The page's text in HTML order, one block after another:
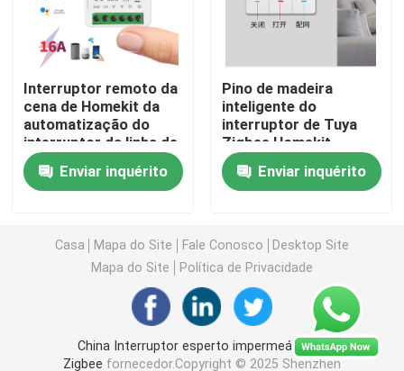
Interruptor de controle remoto sem fio
Interruptor do toque de Zigbee
Soquete esperto de Wifi
Soquete esperto de Zigbee
Soquete esperto de Homekit
Auto - interruptor sem fio posto
Sensor de Alarme Inteligente
Interruptor remoto da
cena de Homekit da
automatização do
interruptor da linha de
Homekit do controle
da vozEnviar inquérito
Pino de madeira
inteligente do
interruptor de Tuya
Zigbee Homekit
Enviar inquérito
Casa Mapa do Site Fale Conosco
Desktop Site
Mapa do Site
Política de Privacidade
China Interruptor esperto impermeável de
Zigbee fornecedor.Copyright © 2025 Shenzhen